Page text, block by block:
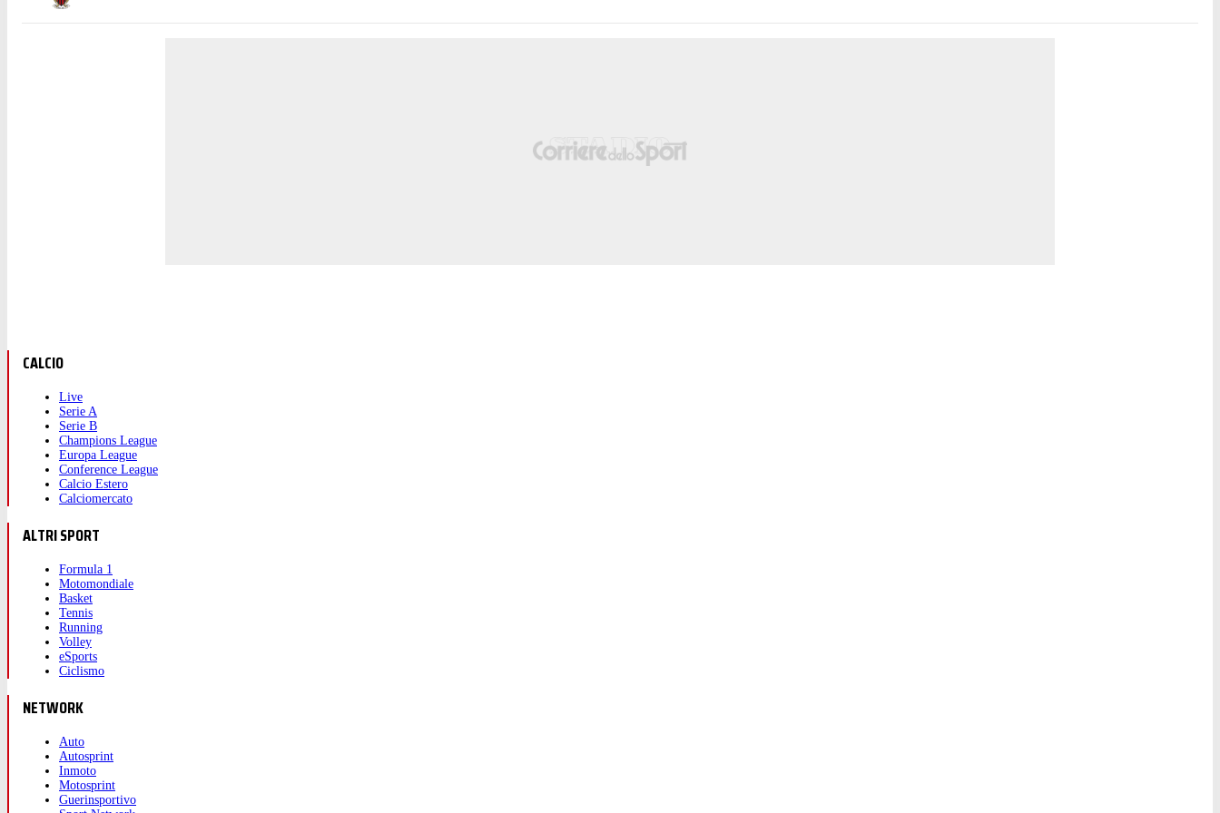
CALCIO
Live
Serie A
Serie B
Champions League
Europa League
Conference League
Calcio Estero
Calciomercato
ALTRI SPORT
Formula 1
Motomondiale
Basket
Tennis
Running
Volley
eSports
Ciclismo
NETWORK
Auto
Autosprint
Inmoto
Motosprint
Guerinsportivo